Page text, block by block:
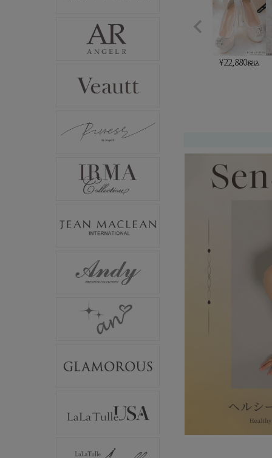
¥22,880税込